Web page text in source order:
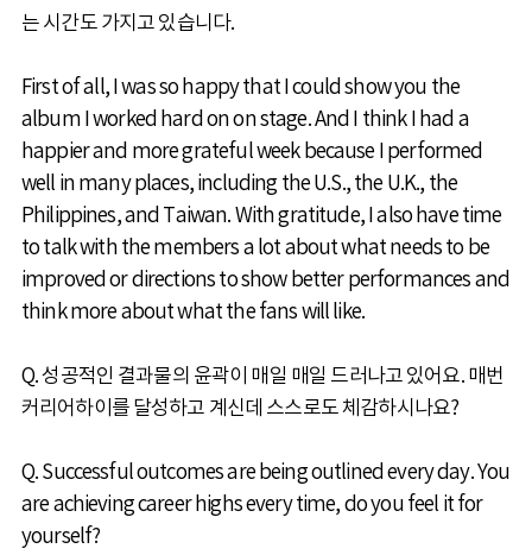
는 시간도 가지고 있습니다.
First of all, I was so happy that I could show you the
album I worked hard on on stage. And I think I had a
happier and more grateful week because I performed
well in many places, including the U.S., the U.K., the
Philippines, and Taiwan. With gratitude, I also have time
to talk with the members a lot about what needs to be
improved or directions to show better performances and
think more about what the fans will like.
Q. 성공적인 결과물의 윤곽이 매일 매일 드러나고 있어요. 매번
커리어하이를 달성하고 계신데 스스로도 체감하시나요?
Q. Successful outcomes are being outlined every day. You
are achieving career highs every time, do you feel it for
yourself?